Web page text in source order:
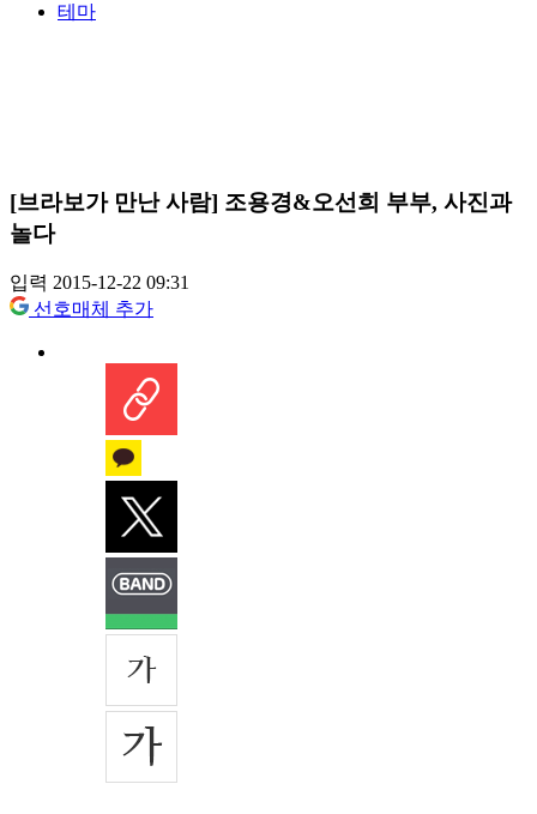
테마
[브라보가 만난 사람] 조용경&오선희 부부, 사진과
놀다
입력 2015-12-22 09:31
선호매체 추가